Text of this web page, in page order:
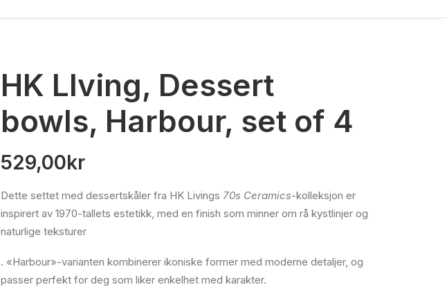
HK LIving, Dessert
bowls, Harbour, set of 4
529,00kr
Dette settet med dessertskåler fra HK Livings 70s Ceramics-kolleksjon er
inspirert av 1970-tallets estetikk, med en finish som minner om rå kystlinjer og
naturlige teksturer
. «Harbour»-varianten kombinerer ikoniske former med moderne detaljer, og
passer perfekt for deg som liker enkelhet med karakter.